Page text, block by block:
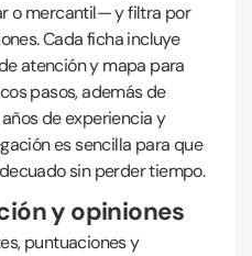
o mercantil— y filtra por
Cada ficha incluye
atención y mapa para
pasos, además de
de experiencia y
es sencilla para que
sin perder tiempo.
y opiniones
puntuaciones y